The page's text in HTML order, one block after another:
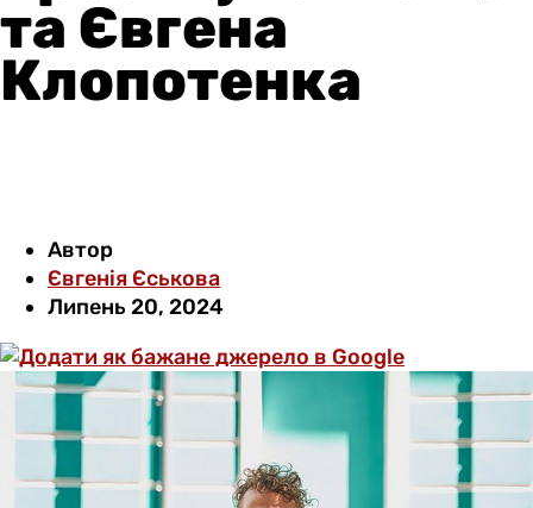
та Євгена
Клопотенка
Автор
Євгенія Єськова
Липень 20, 2024